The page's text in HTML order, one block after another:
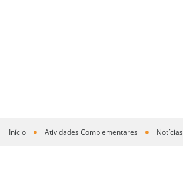
Você está aqui
Início Atividades Complementares Notícias